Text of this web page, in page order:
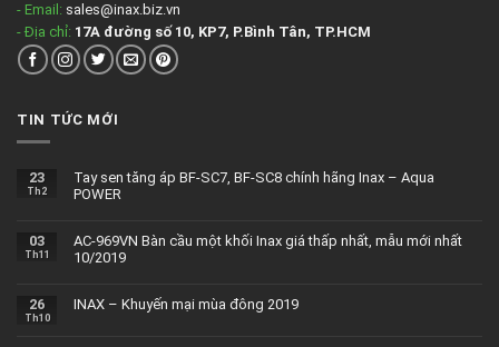
- Email: sales@inax.biz.vn
- Địa chỉ: 17A đường số 10, KP7, P.Bình Tân, TP.HCM
TIN TỨC MỚI
23
Th2
Tay sen tăng áp BF-SC7, BF-SC8 chính hãng Inax – Aqua
POWER
03
Th11
AC-969VN Bàn cầu một khối Inax giá thấp nhất, mẫu mới nhất
10/2019
26
Th10
INAX – Khuyến mại mùa đông 2019